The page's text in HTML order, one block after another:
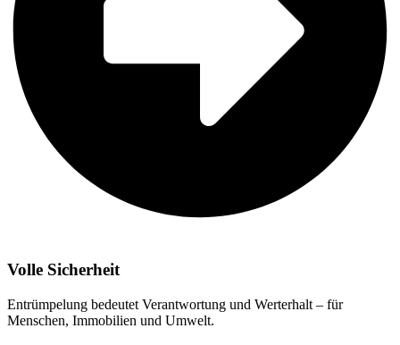
Volle Sicherheit
Entrümpelung bedeutet Verantwortung und Werterhalt – für
Menschen, Immobilien und Umwelt.